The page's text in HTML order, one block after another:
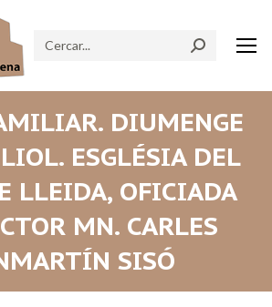
Search:
DIUMENGE
ESGLÉSIA DEL
LLEIDA, OFICIADA
MN. CARLES
SISÓ